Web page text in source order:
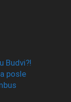
Budvi?!
posle